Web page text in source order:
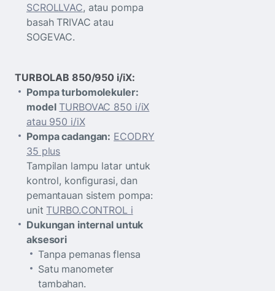
SCROLLVAC, atau pompa
basah TRIVAC atau
SOGEVAC.
TURBOLAB 850/950 i/iX:
Pompa turbomolekuler:
model TURBOVAC 850 i/iX
atau 950 i/iX
Pompa cadangan: ECODRY
35 plus
Tampilan lampu latar untuk
kontrol, konfigurasi, dan
pemantauan sistem pompa:
unit TURBO.CONTROL i
Dukungan internal untuk
aksesori
Tanpa pemanas flensa
Satu manometer
tambahan.